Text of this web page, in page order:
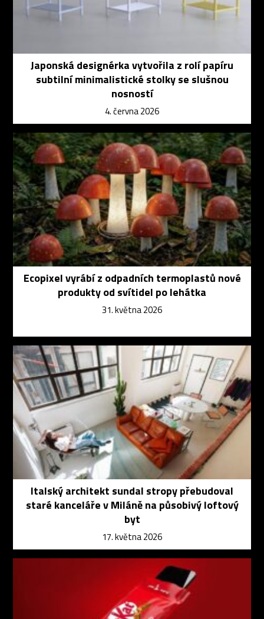
Japonská designérka vytvořila z rolí papíru
subtilní minimalistické stolky se slušnou
nosností
4. června 2026
Ecopixel vyrábí z odpadních termoplastů nové
produkty od svítidel po lehátka
31. května 2026
Italský architekt sundal stropy přebudoval
staré kanceláře v Miláně na působivý loftový
byt
17. května 2026